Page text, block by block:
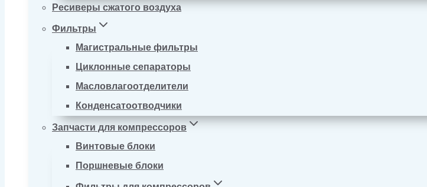
Ресиверы сжатого воздуха
Фильтры
Магистральные фильтры
Циклонные сепараторы
Масловлагоотделители
Конденсатоотводчики
Запчасти для компрессоров
Винтовые блоки
Поршневые блоки